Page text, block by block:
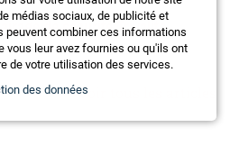
de sécurité Trivalite
Voir tous les articles
médias sociaux, de publicité et
peuvent combiner ces informations
vous leur avez fournies ou qu'ils ont
de votre utilisation des services.
des données